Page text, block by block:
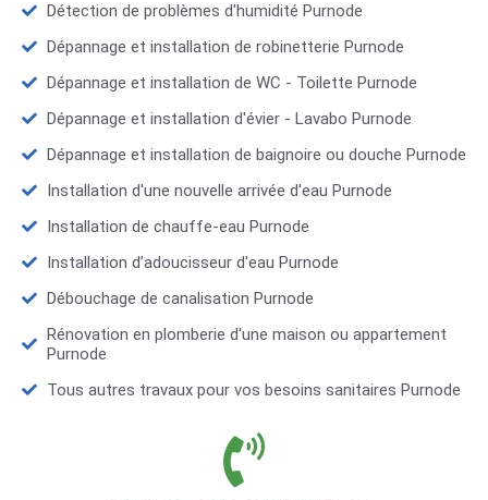
Détection de problèmes d'humidité Purnode
Dépannage et installation de robinetterie Purnode
Dépannage et installation de WC - Toilette Purnode
Dépannage et installation d'évier - Lavabo Purnode
Dépannage et installation de baignoire ou douche Purnode
Installation d'une nouvelle arrivée d'eau Purnode
Installation de chauffe-eau Purnode
Installation d’adoucisseur d'eau Purnode
Débouchage de canalisation Purnode
Rénovation en plomberie d'une maison ou appartement
Purnode
Tous autres travaux pour vos besoins sanitaires Purnode